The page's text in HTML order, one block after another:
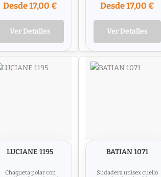
Desde 17,00 €
Ver Detalles
Desde 17,00 €
Ver Detalles
LUCIANE 1195
Chaqueta polar con
BATIAN 1071
Sudadera unisex cuello